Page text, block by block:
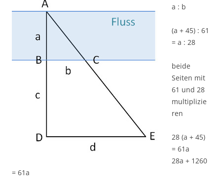
a : b
(a + 45) : 61
= a : 28
beide
Seiten mit
61 und 28
multiplizie
ren
28 (a + 45)
= 61a
28a + 1260
= 61a